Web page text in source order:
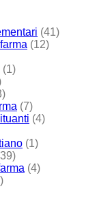
(41)
(12)
(1)
(7)
(4)
(1)
(4)